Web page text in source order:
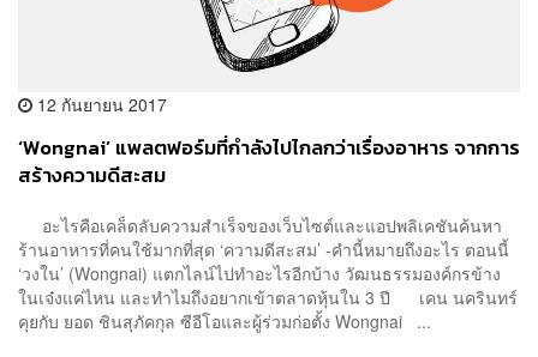
12 กันยายน 2017
‘Wongnai’ แพลตฟอร์มที่กำลังไปไกลกว่าเรื่องอาหาร จากการ
สร้างความดีสะสม
อะไรคือเคล็ดลับความสำเร็จของเว็บไซต์และแอปพลิเคชันค้นหา
ร้านอาหารที่คนใช้มากที่สุด ‘ความดีสะสม’ -คำนี้หมายถึงอะไร ตอนนี้
‘วงใน’ (Wongnai) แตกไลน์ไปทำอะไรอีกบ้าง วัฒนธรรมองค์กรข้าง
ในเจ๋งแค่ไหน และทำไมถึงอยากเข้าตลาดหุ้นใน 3 ปี เคน นครินทร์
คุยกับ ยอด ชินสุภัคกุล ซีอีโอและผู้ร่วมก่อตั้ง Wongnai ...